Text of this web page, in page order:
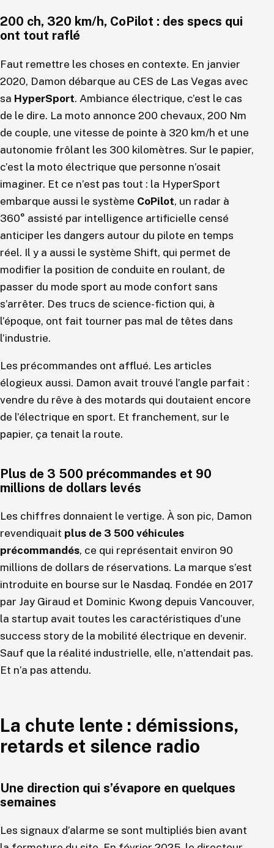
200 ch, 320 km/h, CoPilot : des specs qui
ont tout raflé
Faut remettre les choses en contexte. En janvier
2020, Damon débarque au CES de Las Vegas avec
sa HyperSport. Ambiance électrique, c’est le cas
de le dire. La moto annonce 200 chevaux, 200 Nm
de couple, une vitesse de pointe à 320 km/h et une
autonomie frôlant les 300 kilomètres. Sur le papier,
c’est la moto électrique que personne n’osait
imaginer. Et ce n’est pas tout : la HyperSport
embarque aussi le système CoPilot, un radar à
360° assisté par intelligence artificielle censé
anticiper les dangers autour du pilote en temps
réel. Il y a aussi le système Shift, qui permet de
modifier la position de conduite en roulant, de
passer du mode sport au mode confort sans
s’arrêter. Des trucs de science-fiction qui, à
l’époque, ont fait tourner pas mal de têtes dans
l’industrie.
Les précommandes ont afflué. Les articles
élogieux aussi. Damon avait trouvé l’angle parfait :
vendre du rêve à des motards qui doutaient encore
de l’électrique en sport. Et franchement, sur le
papier, ça tenait la route.
Plus de 3 500 précommandes et 90
millions de dollars levés
Les chiffres donnaient le vertige. À son pic, Damon
revendiquait plus de 3 500 véhicules
précommandés, ce qui représentait environ 90
millions de dollars de réservations. La marque s’est
introduite en bourse sur le Nasdaq. Fondée en 2017
par Jay Giraud et Dominic Kwong depuis Vancouver,
la startup avait toutes les caractéristiques d’une
success story de la mobilité électrique en devenir.
Sauf que la réalité industrielle, elle, n’attendait pas.
Et n’a pas attendu.
La chute lente : démissions,
retards et silence radio
Une direction qui s’évapore en quelques
semaines
Les signaux d’alarme se sont multipliés bien avant